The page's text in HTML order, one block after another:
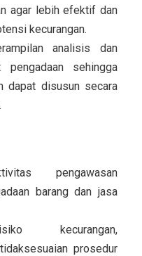
agar lebih efektif dan
kecurangan.
analisis dan
sehingga
dapat disusun secara
pengawasan
barang dan jasa
kecurangan,
prosedur